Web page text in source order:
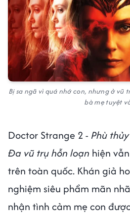
Bị sa ngã vì quá nhớ con, nhưng ở vũ
bà mẹ tuyệt
Doctor Strange 2 - Phù
Đa vũ trụ hỗn loạn hiện
trên toàn quốc. Khán giả
nghiệm siêu phẩm mãn
nhận tình cảm mẹ con